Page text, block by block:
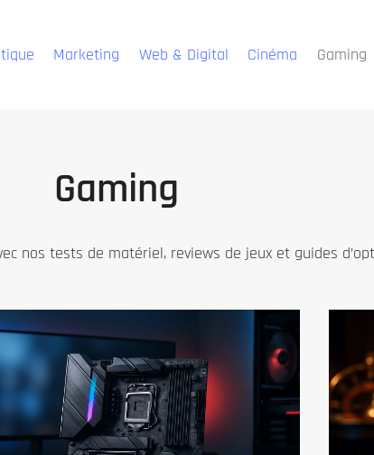
Marketing Web & Digital Cinéma Gaming
Gaming
nos tests de matériel, reviews de jeux et guides